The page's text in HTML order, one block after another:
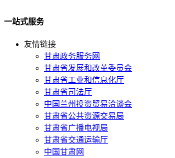
一站式服务
友情链接
甘肃政务服务网
甘肃省发展和改革委员会
甘肃省工业和信息化厅
甘肃省司法厅
中国兰州投资贸易洽谈会
甘肃省公共资源交易局
甘肃省广播电视局
甘肃省交通运输厅
中国甘肃网